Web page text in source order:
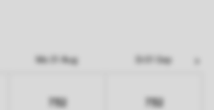
Mo 31 Aug Di 01 Sep
732 732